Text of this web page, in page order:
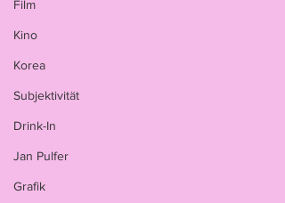
Film
Kino
Korea
Subjektivität
Drink-In
Jan Pulfer
Grafik